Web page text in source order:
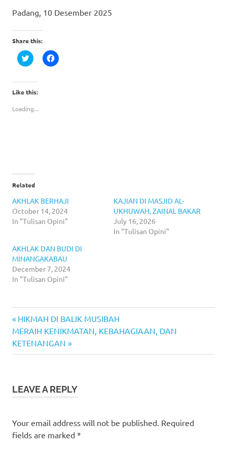
Padang, 10 Desember 2025
Share this:
Click
to
Twitter
(Opens
in
window)
Click
to
Like this:
Loading...
Related
AKHLAK BERHAJI
October 14, 2024
In "Tulisan Opini"
KAJIAN DI MASJID AL-
UKHUWAH, ZAINAL BAKAR
July 16, 2026
In "Tulisan Opini"
AKHLAK DAN BUDI DI
MINANGAKABAU
December 7, 2024
In "Tulisan Opini"
Post
navigation
Previous
Post:
HIKMAH DI BALIK MUSIBAH
Next
Post:
MERAIH KENIKMATAN, KEBAHAGIAAN, DAN
KETENANGAN
LEAVE A REPLY
Your email address will not be published. Required
fields are marked *